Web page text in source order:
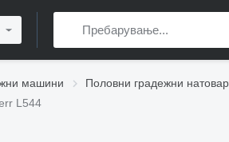
машини Половни градежни
L544